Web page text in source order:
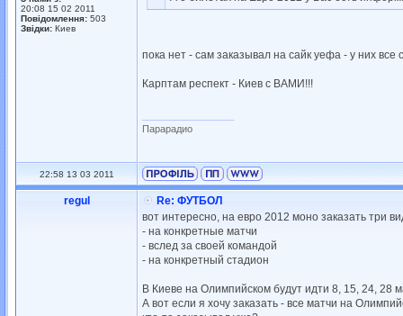
20:08 15 02 2011
Повідомлення: 503
Звідки: Киев
пока нет - сам заказывал на сайк уефа - у них все
Карптам респект - Киев с ВАМИ!!!
Парарадио
22:58 13 03 2011
regul
Re: ФУТБОЛ
вот интересно, на евро 2012 моно заказать три
- на конкретные матчи
- вслед за своей командой
- на конкретный стадион
В Киеве на Олимпийском будут идти 8, 15, 24, 28
А вот если я хочу заказать - все матчи на